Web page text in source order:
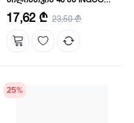
ზომა: 1"
მაქსიმალური მოჭერის
დიამეტრი: 40 მმ
17,62 ₾ 23,50 ₾
25%